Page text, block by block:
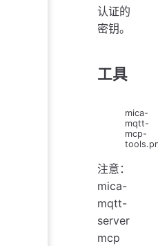
认证的
密钥。
工具
mica-
mqtt-
mcp-
注意：
mica-
mqtt-
server
mcp